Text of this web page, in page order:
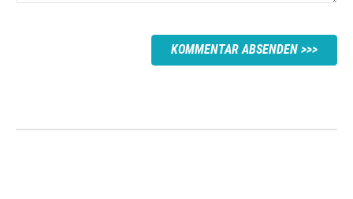
KOMMENTAR ABSENDEN